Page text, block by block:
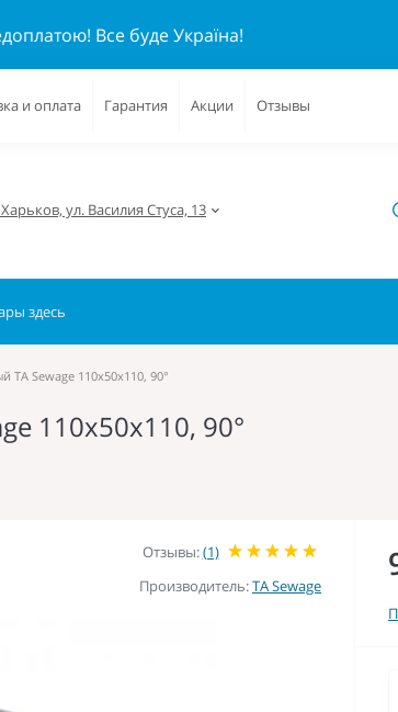
Все буде Україна!
и оплата Гарантия Акции Отзывы
ул. Василия Стуса, 13
Sewage 110х50х110, 90°
110х50х110, 90°
Отзывы:(1)
Производитель:TA Sewage